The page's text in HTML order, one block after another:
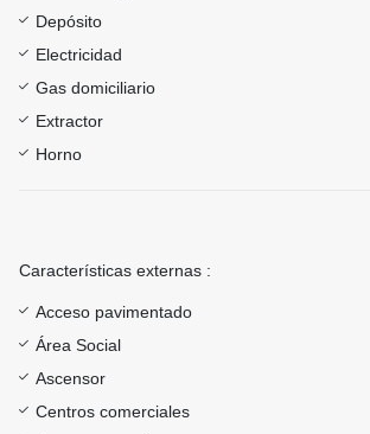
Depósito
Electricidad
Gas domiciliario
Extractor
Horno
Características externas :
Acceso pavimentado
Área Social
Ascensor
Centros comerciales